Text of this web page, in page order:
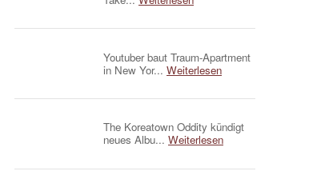
Youtuber baut Traum-Apartment
in New Yor... Weiterlesen
The Koreatown Oddity kündigt
neues Albu... Weiterlesen